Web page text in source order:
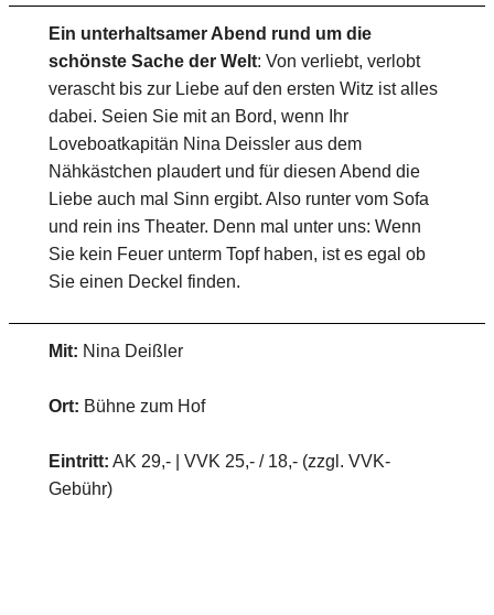
Ein unterhaltsamer Abend rund um die
schönste Sache der Welt: Von verliebt, verlobt
verascht bis zur Liebe auf den ersten Witz ist alles
dabei. Seien Sie mit an Bord, wenn Ihr
Loveboatkapitän Nina Deissler aus dem
Nähkästchen plaudert und für diesen Abend die
Liebe auch mal Sinn ergibt. Also runter vom Sofa
und rein ins Theater. Denn mal unter uns: Wenn
Sie kein Feuer unterm Topf haben, ist es egal ob
Sie einen Deckel finden.
Mit: Nina Deißler
Ort: Bühne zum Hof
Eintritt: AK 29,- | VVK 25,- / 18,- (zzgl. VVK-
Gebühr)